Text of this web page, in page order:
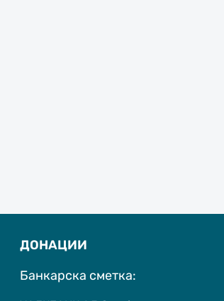
ДОНАЦИИ
Банкарска сметка: